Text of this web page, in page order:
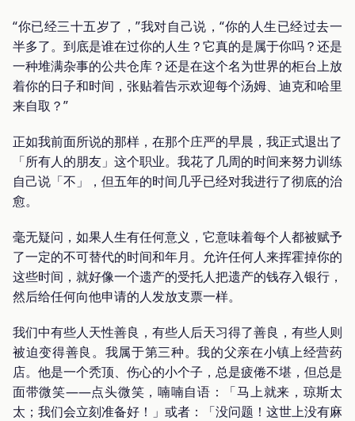
“你已经三十五岁了，”我对自己说，“你的人生已经过去一
半多了。到底是谁在过你的人生？它真的是属于你吗？还是
一种堆满杂事的公共仓库？还是在这个名为世界的柜台上放
着你的日子和时间，张贴着告示欢迎每个汤姆、迪克和哈里
来自取？”
正如我前面所说的那样，在那个庄严的早晨，我正式退出了
「所有人的朋友」这个职业。我花了几周的时间来努力训练
自己说「不」，但五年的时间几乎已经对我进行了彻底的治
愈。
毫无疑问，如果人生有任何意义，它意味着每个人都被赋予
了一定的不可替代的时间和年月。允许任何人来挥霍掉你的
这些时间，就好像一个遗产的受托人把遗产的钱存入银行，
然后给任何向他申请的人发放支票一样。
我们中有些人天性善良，有些人后天习得了善良，有些人则
被迫变得善良。我属于第三种。我的父亲在小镇上经营药
店。他是一个秃顶、伤心的小个子，总是疲倦不堪，但总是
面带微笑——点头微笑，喃喃自语：「马上就来，琼斯太
太；我们会立刻准备好！」或者：「没问题！这世上没有麻